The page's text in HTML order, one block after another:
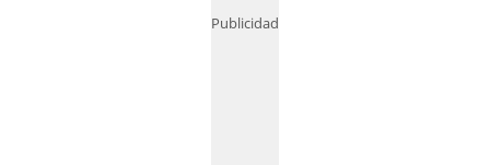
Publicidad